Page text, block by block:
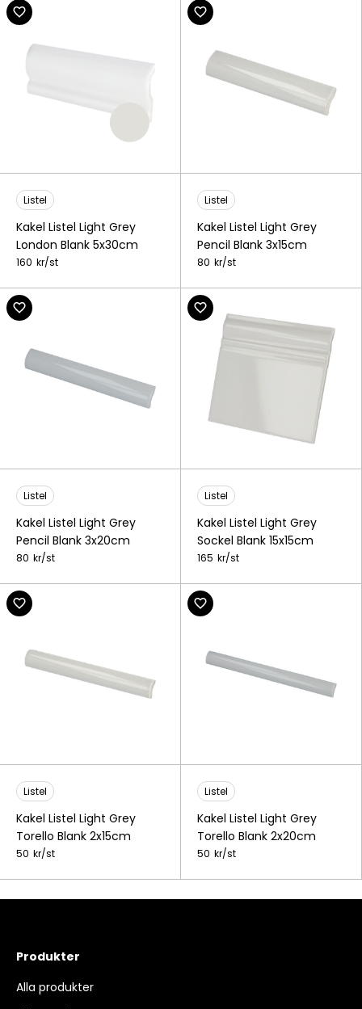
Listel
Kakel Listel Light Grey
London Blank 5x30cm
160 kr/st
Listel
Kakel Listel Light Grey
Pencil Blank 3x15cm
80 kr/st
Listel
Kakel Listel Light Grey
Pencil Blank 3x20cm
80 kr/st
Listel
Kakel Listel Light Grey
Sockel Blank 15x15cm
165 kr/st
Listel
Kakel Listel Light Grey
Torello Blank 2x15cm
50 kr/st
Listel
Kakel Listel Light Grey
Torello Blank 2x20cm
50 kr/st
Produkter
Alla produkter